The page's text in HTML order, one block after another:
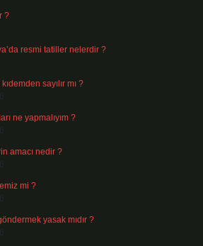
?
resmi tatiller nelerdir ?
sayılır mı ?
ne yapmalıyım ?
amacı nedir ?
mi ?
yasak mıdır ?